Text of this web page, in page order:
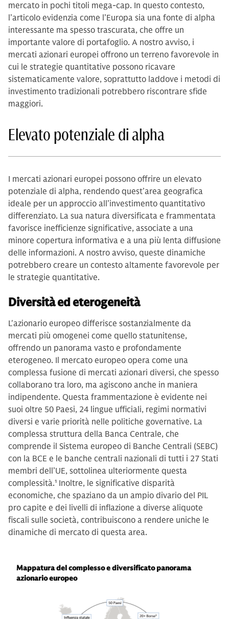
mercato in pochi titoli mega-cap. In questo contesto,
l’articolo evidenzia come l’Europa sia una fonte di alpha
interessante ma spesso trascurata, che offre un
importante valore di portafoglio. A nostro avviso, i
mercati azionari europei offrono un terreno favorevole in
cui le strategie quantitative possono ricavare
sistematicamente valore, soprattutto laddove i metodi di
investimento tradizionali potrebbero riscontrare sfide
maggiori.
Elevato potenziale di alpha
I mercati azionari europei possono offrire un elevato
potenziale di alpha, rendendo quest’area geografica
ideale per un approccio all’investimento quantitativo
differenziato. La sua natura diversificata e frammentata
favorisce inefficienze significative, associate a una
minore copertura informativa e a una più lenta diffusione
delle informazioni. A nostro avviso, queste dinamiche
potrebbero creare un contesto altamente favorevole per
le strategie quantitative.
Diversità ed eterogeneità
L'azionario europeo differisce sostanzialmente da
mercati più omogenei come quello statunitense,
offrendo un panorama vasto e profondamente
eterogeneo. Il mercato europeo opera come una
complessa fusione di mercati azionari diversi, che spesso
collaborano tra loro, ma agiscono anche in maniera
indipendente. Questa frammentazione è evidente nei
suoi oltre 50 Paesi, 24 lingue ufficiali, regimi normativi
diversi e varie priorità nelle politiche governative. La
complessa struttura della Banca Centrale, che
comprende il Sistema europeo di Banche Centrali (SEBC)
con la BCE e le banche centrali nazionali di tutti i 27 Stati
membri dell’UE, sottolinea ulteriormente questa
complessità.1 Inoltre, le significative disparità
economiche, che spaziano da un ampio divario del PIL
pro capite e dei livelli di inflazione a diverse aliquote
fiscali sulle società, contribuiscono a rendere uniche le
dinamiche di mercato di questa area.
Mappatura del complesso e diversificato panorama
azionario europeo